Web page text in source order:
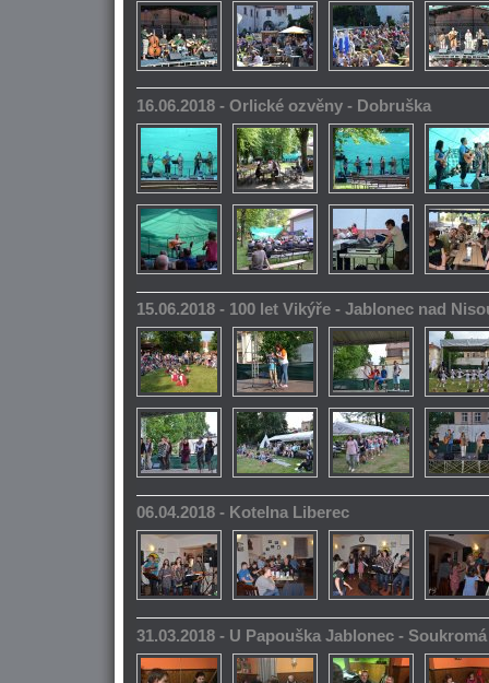
16.06.2018 - Orlické ozvěny - Dobruška
15.06.2018 - 100 let Vikýře - Jablonec nad
06.04.2018 - Kotelna Liberec
31.03.2018 - U Papouška Jablonec -